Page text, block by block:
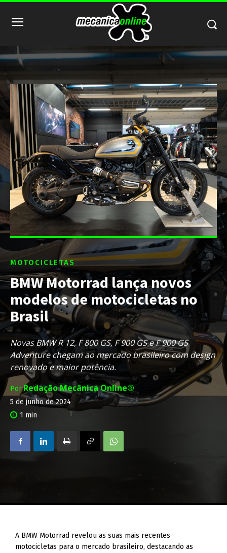
MOTOCICLETAS
BMW Motorrad lança novos
modelos de motocicletas no
Brasil
Novas BMW R 12, F 800 GS, F 900 GS e F 900 GS
Adventure chegam ao mercado brasileiro com design
renovado e maior potência.
PorRedação Mecânica Online®
5 de junho de 2024
1 min
A BMW Motorrad revelou as suas mais recentes
motocicletas para o mercado brasileiro, destacando as